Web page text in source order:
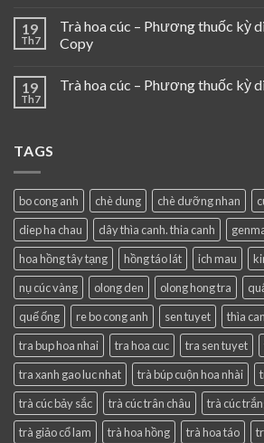
19
Th7
Trà hoa cúc – Phương thuốc kỳ
Copy
19
Th7
Trà hoa cúc – Phương thuốc kỳ
TAGS
bo cong anh chè dung chè dưỡng nhan
diep ha chau
dây thìa canh. thia canh
hoa hồng tây tạng
hồng táo lát ich mau
nụ cúc vàng
olong den olong hong tra
quế ống
re bo cong anh sen tuyet thìa
tra bup hoa nhai
tra hoa cuc tra sen tuyet
tra xanh gao luc nhat
trà búp cuộn hoa nhài
trà cúc bảy sắc
trà cúc trân châu trà cúc
trà giảo cổ lam
trà hoa hồng trà hoa táo